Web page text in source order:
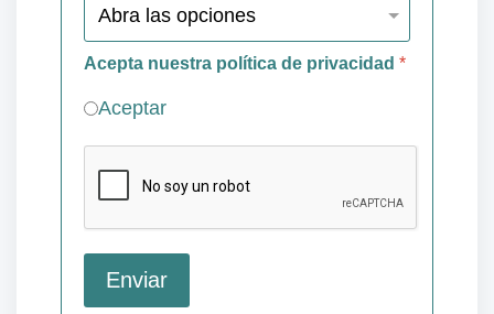
Acepta nuestra política de privacidad *
Aceptar
Enviar